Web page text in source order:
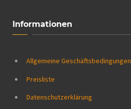
Informationen
Allgemeine Geschäftsbedingungen
Preisliste
Datenschutzerklärung